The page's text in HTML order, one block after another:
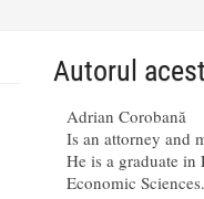
Autorul
Adrian Corobană
Is an attorney and
He is a graduate in
Economic